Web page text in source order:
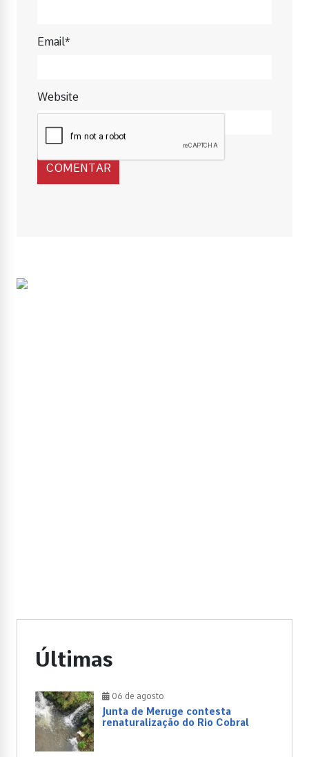
Email*
Website
Últimas
06 de agosto
Junta de Meruge contesta
renaturalização do Rio Cobral